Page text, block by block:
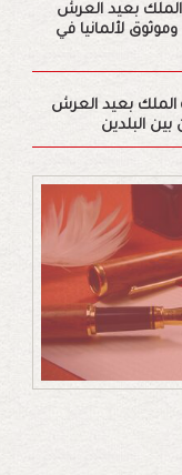
الملك بعيد العرش
لألمانيا في
الملك بعيد العرش
البلدين